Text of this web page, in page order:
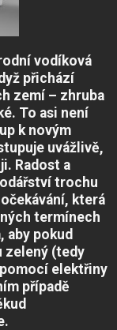
vodíková
přichází
zemí – zhruba
To asi není
k novým
uvážlivě,
Radost a
trochu
která
termínech
aby pokud
zelený (tedy
elektřiny
případě